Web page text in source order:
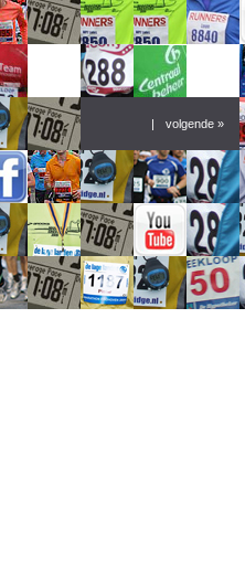
| volgende »